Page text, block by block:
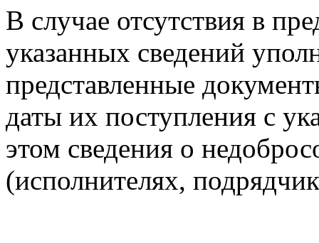
В случае отсутствия в
указанных сведений
представленные
даты их поступления с
этом сведения о
(исполнителях,